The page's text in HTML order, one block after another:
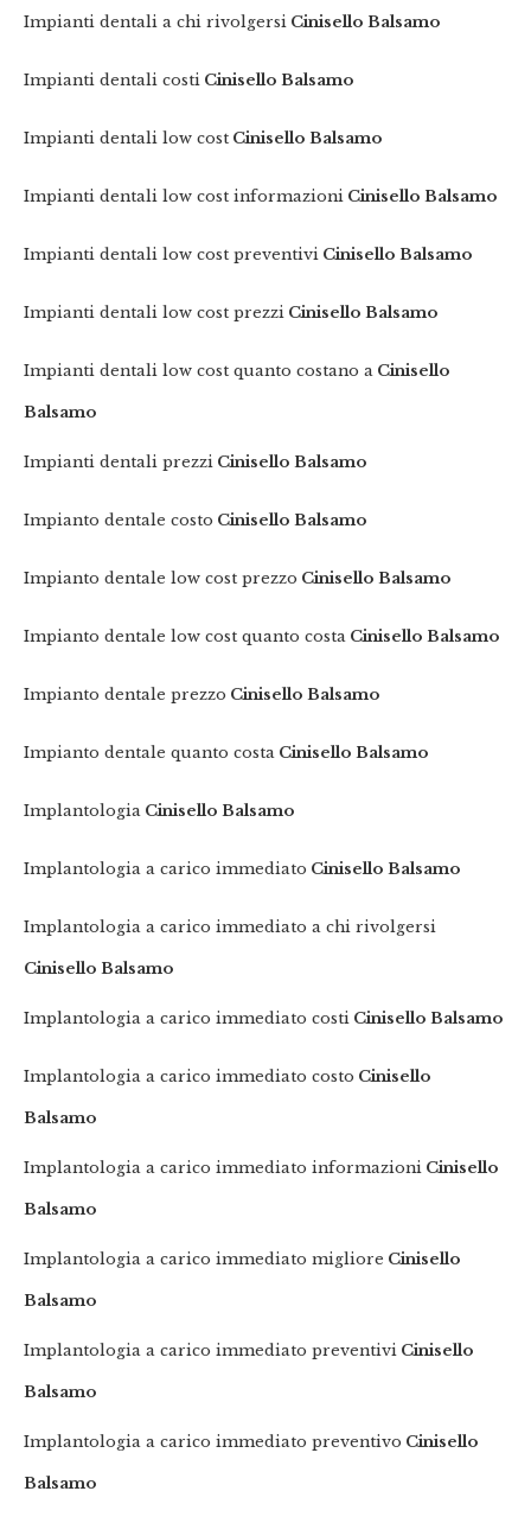
Impianti dentali a chi rivolgersi Cinisello Balsamo
Impianti dentali costi Cinisello Balsamo
Impianti dentali low cost Cinisello Balsamo
Impianti dentali low cost informazioni Cinisello Balsamo
Impianti dentali low cost preventivi Cinisello Balsamo
Impianti dentali low cost prezzi Cinisello Balsamo
Impianti dentali low cost quanto costano a Cinisello
Balsamo
Impianti dentali prezzi Cinisello Balsamo
Impianto dentale costo Cinisello Balsamo
Impianto dentale low cost prezzo Cinisello Balsamo
Impianto dentale low cost quanto costa Cinisello Balsamo
Impianto dentale prezzo Cinisello Balsamo
Impianto dentale quanto costa Cinisello Balsamo
Implantologia Cinisello Balsamo
Implantologia a carico immediato Cinisello Balsamo
Implantologia a carico immediato a chi rivolgersi
Cinisello Balsamo
Implantologia a carico immediato costi Cinisello Balsamo
Implantologia a carico immediato costo Cinisello
Balsamo
Implantologia a carico immediato informazioni Cinisello
Balsamo
Implantologia a carico immediato migliore Cinisello
Balsamo
Implantologia a carico immediato preventivi Cinisello
Balsamo
Implantologia a carico immediato preventivo Cinisello
Balsamo